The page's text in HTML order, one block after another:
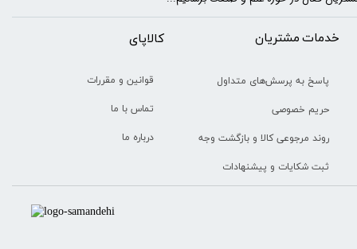
خدمات مشتریان
پاسخ به پرسش‌های متداول
حریم خصوصی
روند مرجوعی کالا و بازگشت وجه
ثبت شکایات و پیشنهادات
​​کالاپای
قوانین و مقررات
تماس با ما
درباره ما